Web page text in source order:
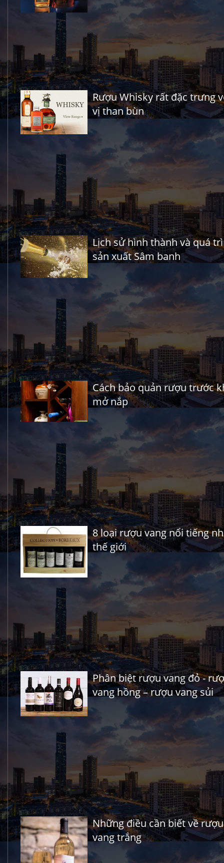
Rượu Whisky rất đặc trưng
vị than bùn
Lịch sử hình thành và quá
sản xuất Sâm banh
Cách bảo quản rượu trước
mở nắp
8 loại rượu vang nổi tiếng
thế giới
Phân biệt rượu vang đỏ -
vang hồng – rượu vang sủi
Những điều cần biết về rượu
vang trắng